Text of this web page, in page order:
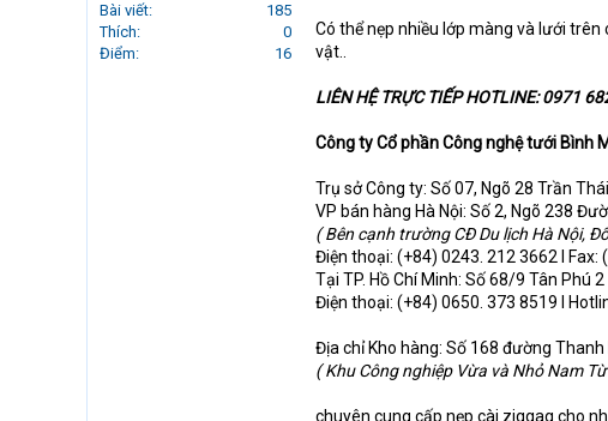
Bài viết
185
Thích
0
Điểm
16
Có thể nẹp nhiều lớp màng và lưới
vật..
LIÊN HỆ TRỰC TIẾP HOTLINE: 0971
Công ty Cổ phần Công nghệ tưới Bình
Trụ sở Công ty: Số 07, Ngõ 28 Trần
VP bán hàng Hà Nội: Số 2, Ngõ 238
( Bên cạnh trường CĐ Du lịch Hà Nội,
Điện thoại: (+84) 0243. 212 3662 I
Tại TP. Hồ Chí Minh: Số 68/9 Tân Phú
Điện thoại: (+84) 0650. 373 8519 I
Địa chỉ Kho hàng: Số 168 đường
( Khu Công nghiệp Vừa và Nhỏ Nam
chuyên cung cấp nẹp cài ziggag cho